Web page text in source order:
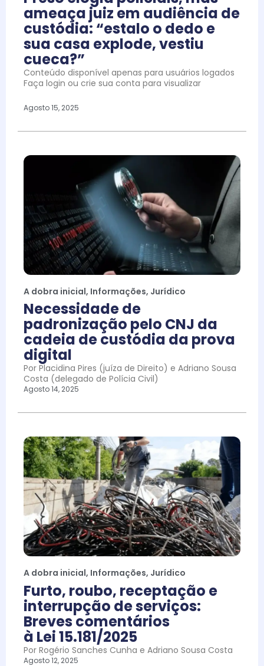
ameaça juiz em audiência de
custódia: “estalo o dedo e
sua casa explode, vestiu
cueca?”
Conteúdo disponível apenas para usuários logados
Faça login ou crie sua conta para visualizar
Agosto 15, 2025
A dobra inicial, Informações, Jurídico
Necessidade de
padronização pelo CNJ da
cadeia de custódia da prova
digital
Por Placidina Pires (juíza de Direito) e Adriano Sousa
Costa (delegado de Polícia Civil)
Agosto 14, 2025
A dobra inicial, Informações, Jurídico
Furto, roubo, receptação e
interrupção de serviços:
Breves comentários
à Lei 15.181/2025
Por Rogério Sanches Cunha e Adriano Sousa Costa
Agosto 12, 2025